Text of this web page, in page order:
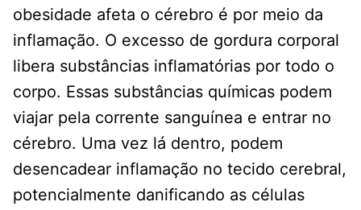
obesidade afeta o cérebro é por meio da
inflamação. O excesso de gordura corporal
libera substâncias inflamatórias por todo o
corpo. Essas substâncias químicas podem
viajar pela corrente sanguínea e entrar no
cérebro. Uma vez lá dentro, podem
desencadear inflamação no tecido cerebral,
potencialmente danificando as células